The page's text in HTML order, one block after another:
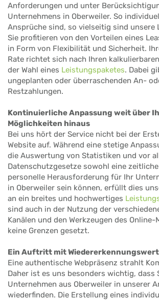
Anforderungen und unter
Unternehmens in Oberweiler. So
Ansprüche sind, so vielseitig sind unsere
Sie profitieren von den Vorteilen eines
in Form von Flexibilität und Sicherheit.
Rate richtet sich nach Ihren
der Wahl eines Leistungspaketes. Dabei
ungeplanten oder überraschenden An-
Restzahlungen.
Kontinuierliche Anpassung weit über
Möglichkeiten hinaus
Bei uns hört der Service nicht bei der
Website auf. Während eine stetige
die Auswertung von Statistiken und vor
Datenschutzgesetze sowohl eine
personelle Herausforderung für Ihr
in Oberweiler sein können, erfüllt dies
an ein breites und hochwertiges
sind auch in der Nutzung der
Kanälen und den Werkzeugen des
keine Grenzen gesetzt.
Ein Auftritt mit Wiedererkennungswert
Eine authentische Webpräsenz strahlt
Daher ist es uns besonders wichtig, dass
Unternehmen aus Oberweiler in unserer
wiederfinden. Die Erstellung eines